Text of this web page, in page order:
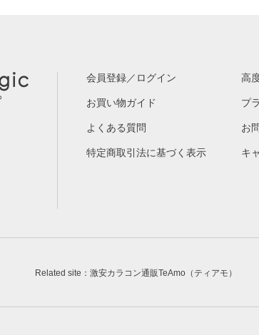
会員登録／ログイン
お買い物ガイド
よくある質問
特定商取引法に基づく表示
高
プ
お
キ
Related site：激安カラコン通販TeAmo（ティアモ）